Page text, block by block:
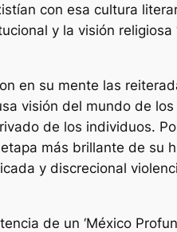
con esa cultura
y la visión religiosa
en su mente las
visión del mundo de los
de los individuos.
más brillante de su
y discrecional
de un ‘México